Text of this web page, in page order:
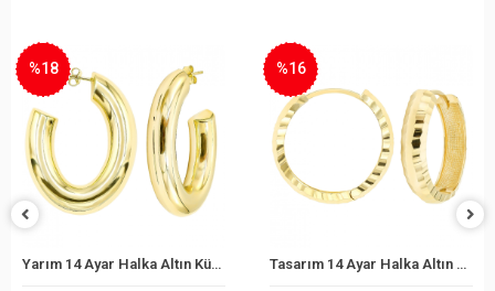
Sepete Ekle
Yarım 14 Ayar Halka Altın Küpe
%18
Sepete Ekle
Tasarım 14 Ayar Halka Altın Küpe
%16